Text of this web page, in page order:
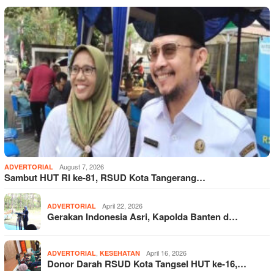
ADVERTORIAL August 7, 2026
Sambut HUT RI ke-81, RSUD Kota Tangerang…
ADVERTORIAL April 22, 2026
Gerakan Indonesia Asri, Kapolda Banten d…
ADVERTORIAL KESEHATAN April 16, 2026
Donor Darah RSUD Kota Tangsel HUT ke-16,…